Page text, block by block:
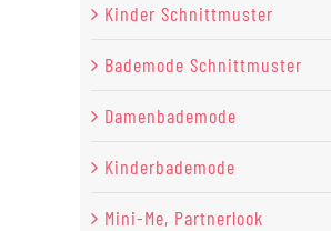
Kinder Schnittmuster
Bademode Schnittmuster
Damenbademode
Kinderbademode
Mini-Me, Partnerlook